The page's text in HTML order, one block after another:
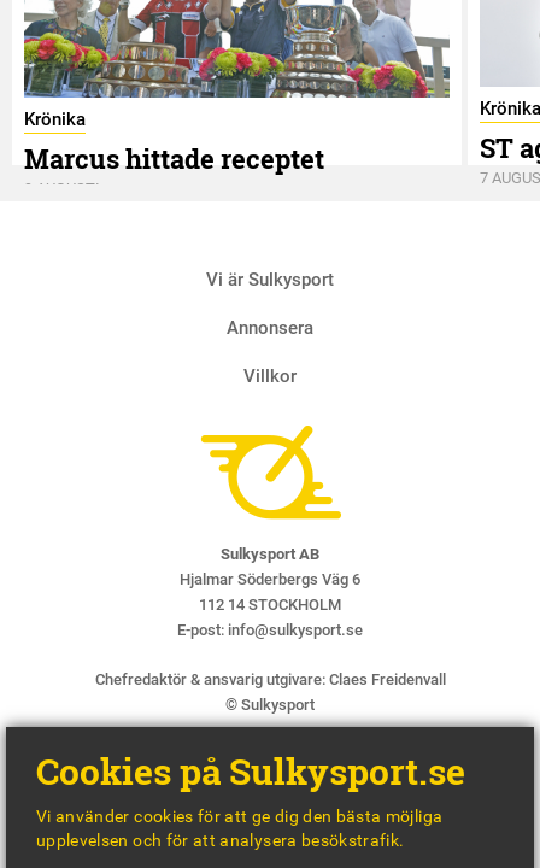
Krönika
Marcus hittade receptet
9 AUGUSTI
Krönika
ST
7
Vi är Sulkysport
Annonsera
Villkor
Sulkysport AB
Hjalmar Söderbergs Väg 6
112 14 STOCKHOLM
E-post: info@sulkysport.se
Chefredaktör & ansvarig utgivare: Claes Freidenvall
© Sulkysport
BY
Cookies på Sulkysport.se
Vi använder cookies för att ge dig den bästa möjliga
upplevelsen och för att analysera besökstrafik.